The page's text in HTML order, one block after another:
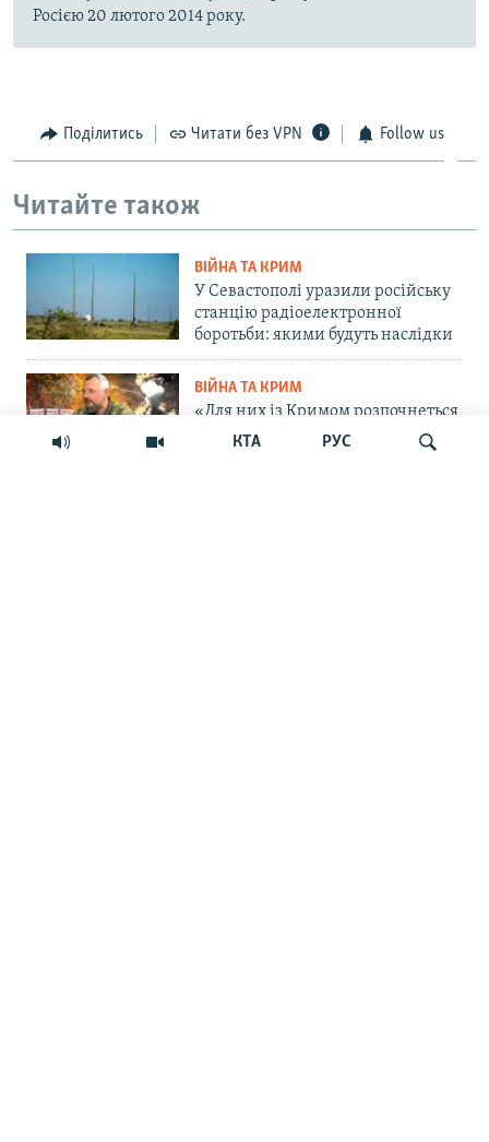
КТА РУС
Росією 20 лютого 2014 року.
Поділитись Читати без VPN Follow us
Читайте також
ВІЙНА ТА КРИМ
У Севастополі уразили російську
станцію радіоелектронної
боротьби: якими будуть наслідки
ВІЙНА ТА КРИМ
«Для них із Кримом розпочнеться
важка історія»: командир ОТУ